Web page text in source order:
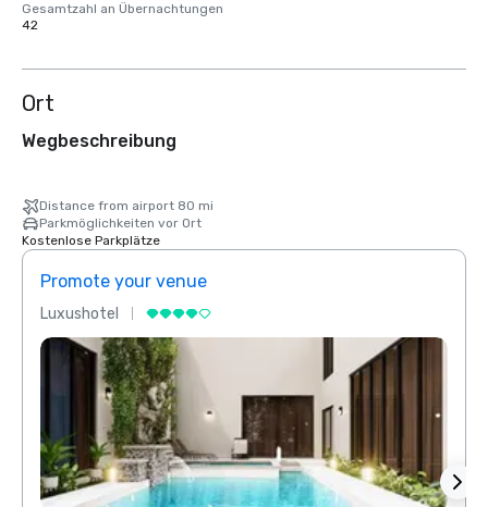
Gesamtzahl an Übernachtungen
42
Ort
Wegbeschreibung
Distance from airport 80 mi
Parkmöglichkeiten vor Ort
Kostenlose Parkplätze
Promote your venue
Luxushotel